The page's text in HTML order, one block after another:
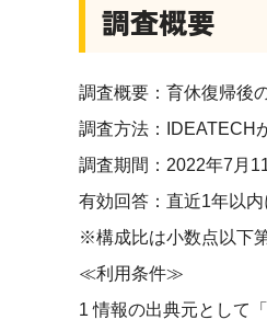
調査概要
調査概要：育休復帰後
調査方法：IDEATECH
調査期間：2022年7月
有効回答：直近1年以
※構成比は小数点以下
≪利用条件≫
1 情報の出典元として